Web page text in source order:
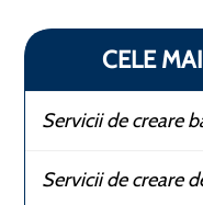
CELE
Servicii de creare
Servicii de creare